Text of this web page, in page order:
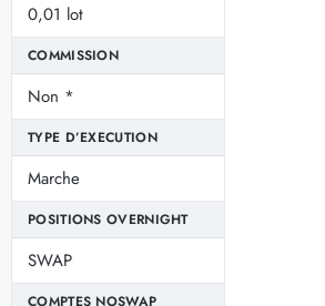
0,01 lot
COMMISSION
Non *
TYPE D’EXECUTION
Marche
POSITIONS OVERNIGHT
SWAP
COMPTES NOSWAP